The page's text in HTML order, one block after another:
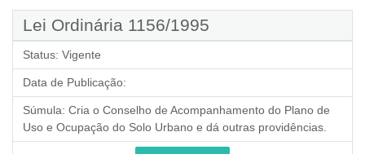
Lei Ordinária 1156/1995
Status: Vigente
Data de Publicação:
Súmula: Cria o Conselho de Acompanhamento do Plano de
Uso e Ocupação do Solo Urbano e dá outras providências.